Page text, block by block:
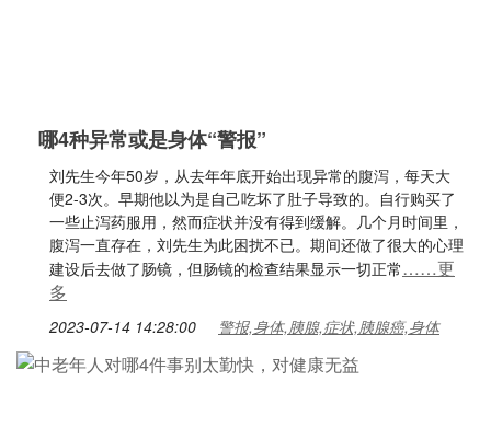
哪4种异常或是身体“警报”
刘先生今年50岁，从去年年底开始出现异常的腹泻，每天大
便2-3次。早期他以为是自己吃坏了肚子导致的。自行购买了
一些止泻药服用，然而症状并没有得到缓解。几个月时间里，
腹泻一直存在，刘先生为此困扰不已。期间还做了很大的心理
建设后去做了肠镜，但肠镜的检查结果显示一切正常……更
多
2023-07-14 14:28:00 警报,身体,胰腺,症状,胰腺癌,身体